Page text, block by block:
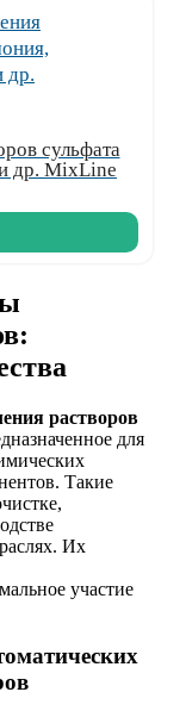
сульфата
др. MixLine
растворов
для
Такие
Их
участие